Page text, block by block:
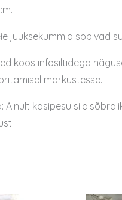
juuksekummid sobivad
koos infosiltidega
märkustesse.
Ainult käsipesu